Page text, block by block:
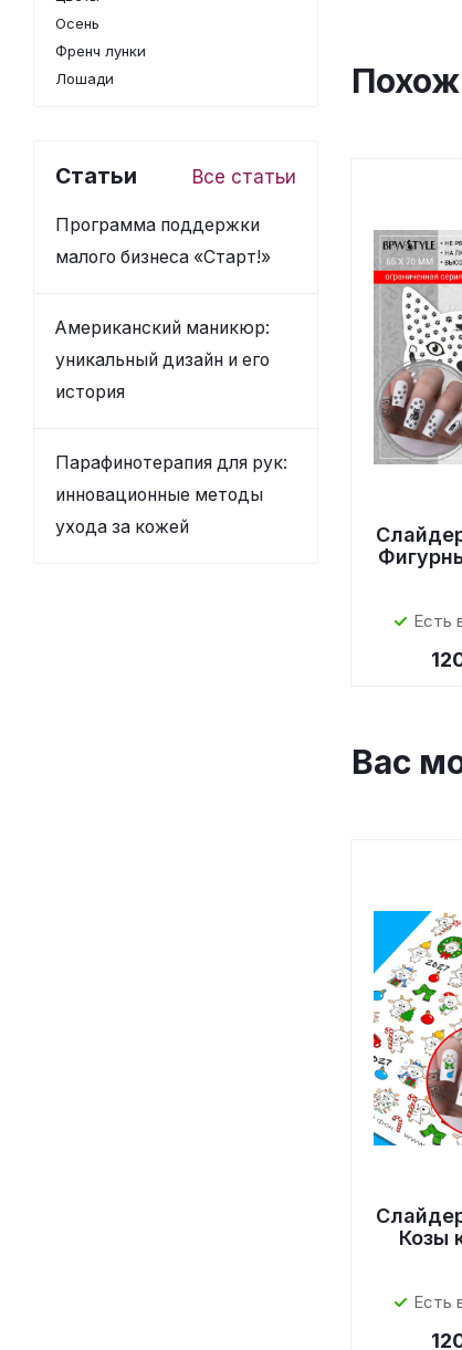
Есть
Вас
Козы
Есть
Осень
Френч лунки
Лошади
Статьи Все статьи
Программа поддержки
малого бизнеса «Старт!»
Американский маникюр:
уникальный дизайн и его
история
Парафинотерапия для рук:
инновационные методы
ухода за кожей